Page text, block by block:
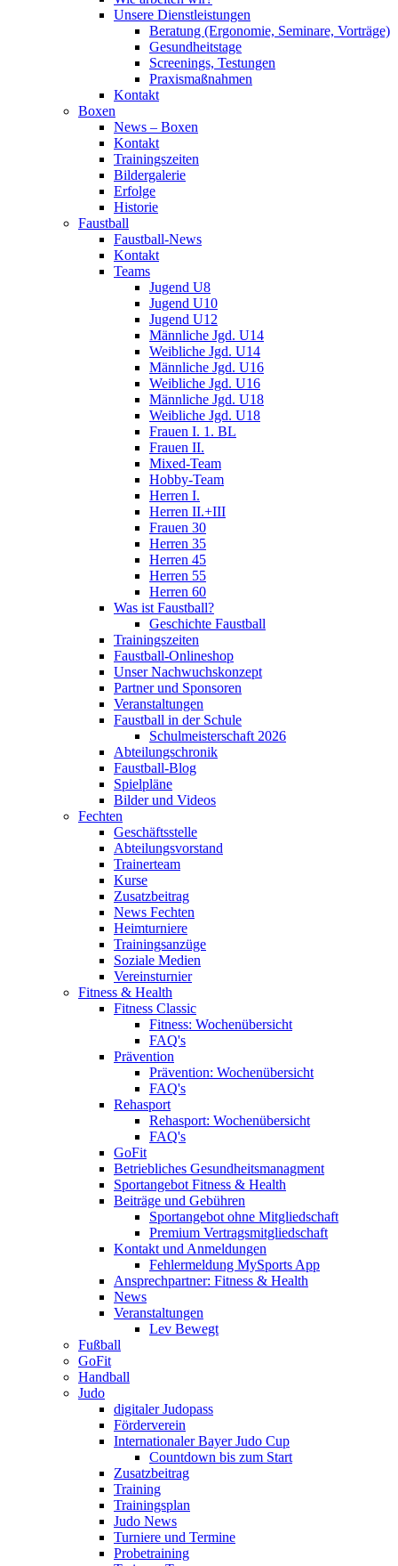
Unsere Dienstleistungen
Beratung (Ergonomie, Seminare, Vorträge)
Gesundheitstage
Screenings, Testungen
Praxismaßnahmen
Kontakt
Boxen
News – Boxen
Kontakt
Trainingszeiten
Bildergalerie
Erfolge
Historie
Faustball
Faustball-News
Kontakt
Teams
Jugend U8
Jugend U10
Jugend U12
Männliche Jgd. U14
Weibliche Jgd. U14
Männliche Jgd. U16
Weibliche Jgd. U16
Männliche Jgd. U18
Weibliche Jgd. U18
Frauen I. 1. BL
Frauen II.
Mixed-Team
Hobby-Team
Herren I.
Herren II.+III
Frauen 30
Herren 35
Herren 45
Herren 55
Herren 60
Was ist Faustball?
Geschichte Faustball
Trainingszeiten
Faustball-Onlineshop
Unser Nachwuchskonzept
Partner und Sponsoren
Veranstaltungen
Faustball in der Schule
Schulmeisterschaft 2026
Abteilungschronik
Faustball-Blog
Spielpläne
Bilder und Videos
Fechten
Geschäftsstelle
Abteilungsvorstand
Trainerteam
Kurse
Zusatzbeitrag
News Fechten
Heimturniere
Trainingsanzüge
Soziale Medien
Vereinsturnier
Fitness & Health
Fitness Classic
Fitness: Wochenübersicht
FAQ's
Prävention
Prävention: Wochenübersicht
FAQ's
Rehasport
Rehasport: Wochenübersicht
FAQ's
GoFit
Betriebliches Gesundheitsmanagment
Sportangebot Fitness & Health
Beiträge und Gebühren
Sportangebot ohne Mitgliedschaft
Premium Vertragsmitgliedschaft
Kontakt und Anmeldungen
Fehlermeldung MySports App
Ansprechpartner: Fitness & Health
News
Veranstaltungen
Lev Bewegt
Fußball
GoFit
Handball
Judo
digitaler Judopass
Förderverein
Internationaler Bayer Judo Cup
Countdown bis zum Start
Zusatzbeitrag
Training
Trainingsplan
Judo News
Turniere und Termine
Probetraining